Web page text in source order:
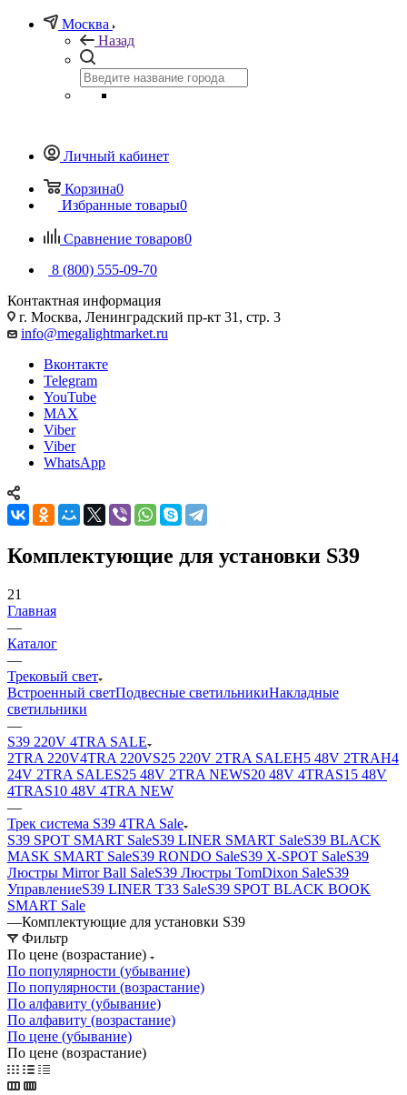
Москва
Назад
Личный кабинет
Корзина0
Избранные товары0
Сравнение товаров0
8 (800) 555-09-70
Контактная информация
г. Москва, Ленинградский пр-кт 31, стр. 3
info@megalightmarket.ru
Вконтакте
Telegram
YouTube
MAX
Viber
Viber
WhatsApp
Комплектующие для установки S39
21
Главная
—
Каталог
—
Трековый свет
Встроенный светПодвесные светильникиНакладные
светильники
—
S39 220V 4TRA SALE
2TRA 220V4TRA 220VS25 220V 2TRA SALEH5 48V 2TRAH4
24V 2TRA SALES25 48V 2TRA NEWS20 48V 4TRAS15 48V
4TRAS10 48V 4TRA NEW
—
Трек система S39 4TRA Sale
S39 SPOT SMART SaleS39 LINER SMART SaleS39 BLACK
MASK SMART SaleS39 RONDO SaleS39 X-SPOT SaleS39
Люстры Mirror Ball SaleS39 Люстры TomDixon SaleS39
УправлениеS39 LINER T33 SaleS39 SPOT BLACK BOOK
SMART Sale
—Комплектующие для установки S39
Фильтр
По цене (возрастание)
По популярности (убывание)
По популярности (возрастание)
По алфавиту (убывание)
По алфавиту (возрастание)
По цене (убывание)
По цене (возрастание)